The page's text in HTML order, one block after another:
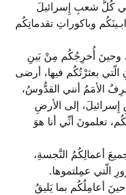
كُلُّ شعبِ إِسرائيلَ
وباكوراتِ تقدماتِكُم
وحينَ أُخرِجُكُم مِنْ بَينِ
بعثرْتُكُم فيها، أرضى
الأمَمُ أنني القدُّوسُ،
إلى الأرضِ
تعلمونَ أنِّي أنا هوَ
أعمالِكُمُ النَّجسةِ،
الّتي عمِلتموها.
أعامِلُكُم بما يَليقُ